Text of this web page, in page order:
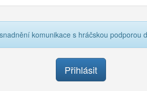
komunikace s hráčskou podporou
Přihlásit